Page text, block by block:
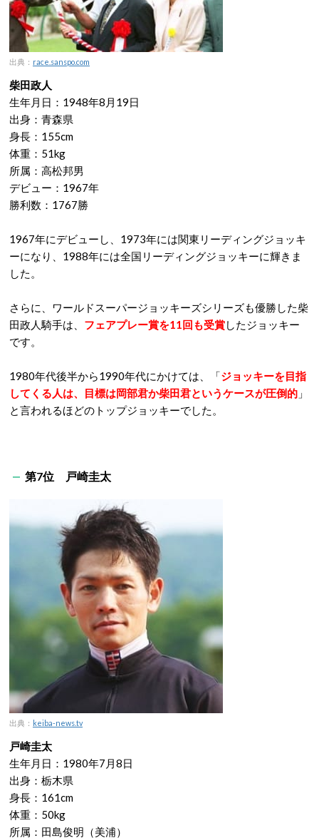
出典： race.sanspo.com
柴田政人
生年月日：1948年8月19日
出身：青森県
身長：155cm
体重：51kg
所属：高松邦男
デビュー：1967年
勝利数：1767勝
1967年にデビューし、1973年には関東リーディングジョッキ
ーになり、1988年には全国リーディングジョッキーに輝きま
した。
さらに、ワールドスーパージョッキーズシリーズも優勝した柴
田政人騎手は、 フェアプレー賞を11回も受賞したジョッキー
です。
1980年代後半から1990年代にかけては、「ジョッキーを目指
してくる人は、目標は岡部君か柴田君というケースが圧倒的 」
と言われるほどのトップジョッキーでした。
第7位 戸崎圭太
出典： keiba-news.tv
戸崎圭太
生年月日：1980年7月8日
出身：栃木県
身長：161cm
体重：50kg
所属：田島俊明（美浦）